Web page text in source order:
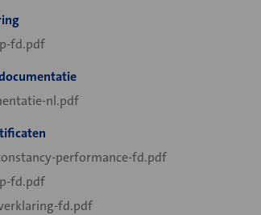
fd.pdf
nl.pdf
performance-fd.pdf
fd.pdf
fd.pdf